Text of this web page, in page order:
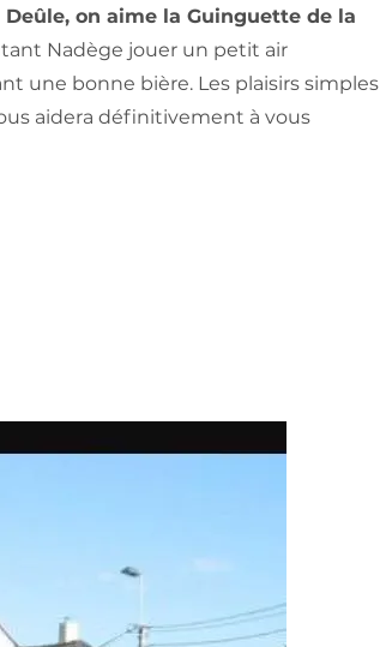
on aime la Guinguette de la
Nadège jouer un petit air
une bonne bière. Les plaisirs simples
aidera définitivement à vous